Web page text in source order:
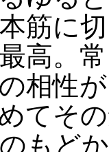
筋に
高。
相性
てそ
もど